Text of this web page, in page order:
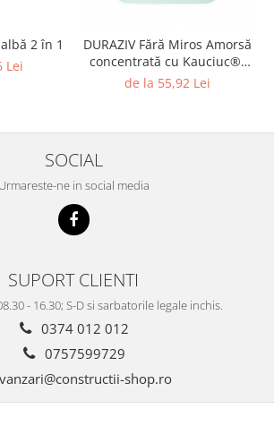
2 în 1
Lei
DURAZIV Fără Miros Amorsă
concentrată cu Kauciuc®,
Ecolabel
de la 55,92 Lei
SOCIAL
Urmareste-ne in social media
SUPORT CLIENTI
- 16.30; S-D si sarbatorile legale inchis.
0374 012 012
0757599729
vanzari@constructii-shop.ro